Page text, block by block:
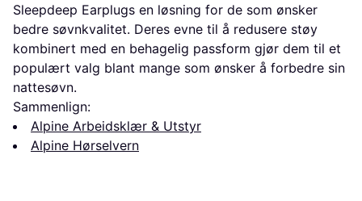
Sleepdeep Earplugs en løsning for de som ønsker
bedre søvnkvalitet. Deres evne til å redusere støy
kombinert med en behagelig passform gjør dem til et
populært valg blant mange som ønsker å forbedre sin
nattesøvn.
Sammenlign:
Alpine Arbeidsklær & Utstyr
Alpine Hørselvern